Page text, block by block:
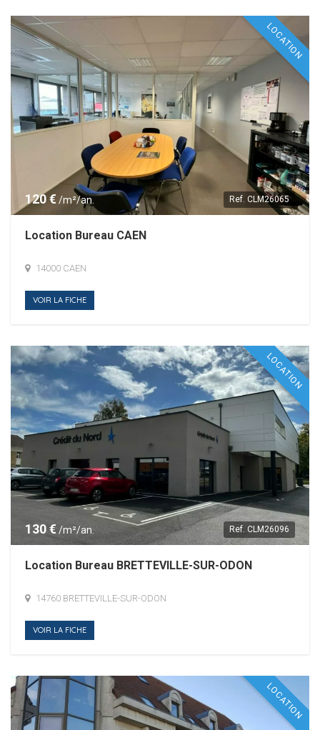
LOCATION
120 €/m²/an. Ref. CLM26065
Location Bureau CAEN
14000 CAEN
VOIR LA FICHE
LOCATION
130 €/m²/an. Ref. CLM26096
Location Bureau BRETTEVILLE-SUR-ODON
14760 BRETTEVILLE-SUR-ODON
VOIR LA FICHE
LOCATION